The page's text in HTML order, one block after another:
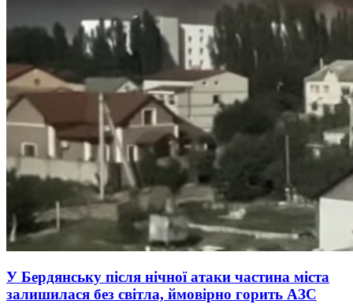
У Бердянську після нічної атаки частина міста
залишилася без світла, ймовірно горить АЗС